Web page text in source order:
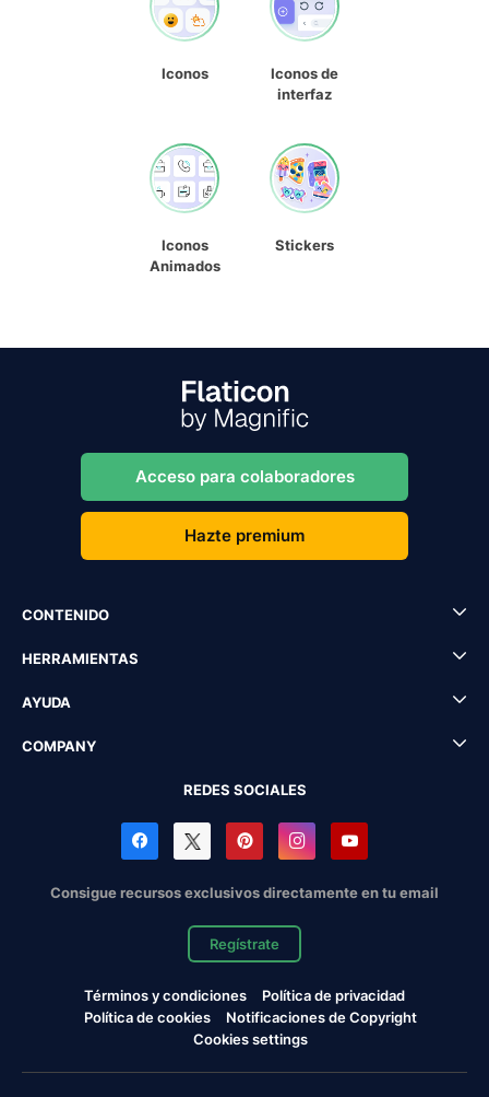
Iconos
Iconos de
interfaz
Iconos
Animados
Stickers
Acceso para colaboradores
Hazte premium
CONTENIDO
HERRAMIENTAS
AYUDA
COMPANY
REDES SOCIALES
Consigue recursos exclusivos directamente en tu email
Regístrate
Términos y condiciones
Política de privacidad
Política de cookies
Notificaciones de Copyright
Cookies settings